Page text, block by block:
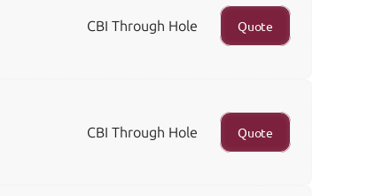
CBI Through Hole Quote
CBI Through Hole Quote